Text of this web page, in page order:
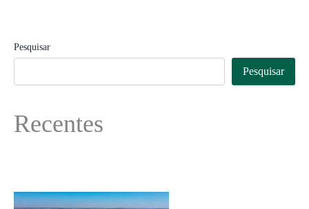
Pesquisar
Pesquisar
Recentes